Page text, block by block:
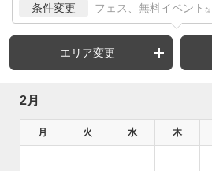
条件変更 フェス、無料イベント
エリア変更
2月
月 火 水 木